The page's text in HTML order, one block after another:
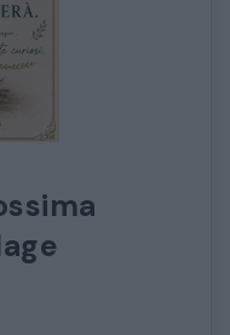
– BUFFET
UFFICIO
ILLUMINAZIONE